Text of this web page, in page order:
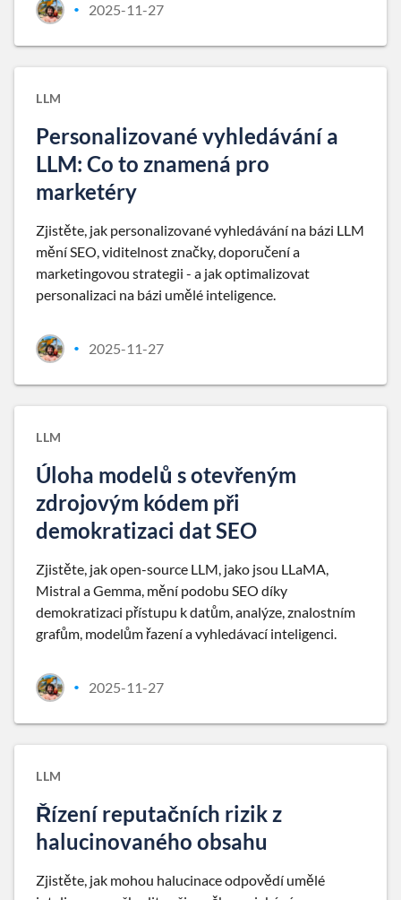
• 2025-11-27
LLM
Personalizované vyhledávání a
LLM: Co to znamená pro
marketéry
Zjistěte, jak personalizované vyhledávání na bázi LLM
mění SEO, viditelnost značky, doporučení a
marketingovou strategii - a jak optimalizovat
personalizaci na bázi umělé inteligence.
• 2025-11-27
LLM
Úloha modelů s otevřeným
zdrojovým kódem při
demokratizaci dat SEO
Zjistěte, jak open-source LLM, jako jsou LLaMA,
Mistral a Gemma, mění podobu SEO díky
demokratizaci přístupu k datům, analýze, znalostním
grafům, modelům řazení a vyhledávací inteligenci.
• 2025-11-27
LLM
Řízení reputačních rizik z
halucinovaného obsahu
Zjistěte, jak mohou halucinace odpovědí umělé